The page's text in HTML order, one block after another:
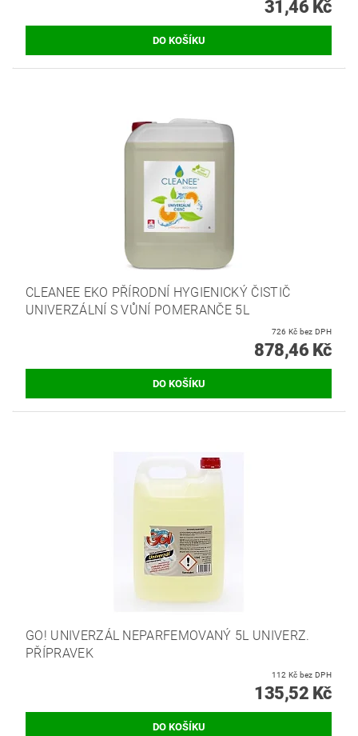
31,46 Kč
CLEANEE EKO PŘÍRODNÍ HYGIENICKÝ ČISTIČ
UNIVERZÁLNÍ S VŮNÍ POMERANČE 5L
726 Kč bez DPH
878,46 Kč
GO! UNIVERZÁL NEPARFEMOVANÝ 5L UNIVERZ.
PŘÍPRAVEK
112 Kč bez DPH
135,52 Kč